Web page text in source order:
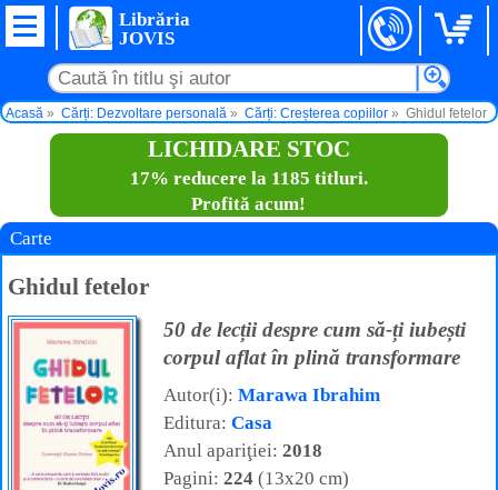
Librăria
JOVIS
Acasă Cărți: Dezvoltare personală Cărți: Creșterea copiilor Ghidul fetelor
LICHIDARE STOC
17% reducere la 1185 titluri.
Profită acum!
Carte
Ghidul fetelor
50 de lecții despre cum să-ți iubești
corpul aflat în plină transformare
Autor(i): Marawa Ibrahim
Editura: Casa
Anul apariţiei: 2018
Pagini: 224 (13x20 cm)